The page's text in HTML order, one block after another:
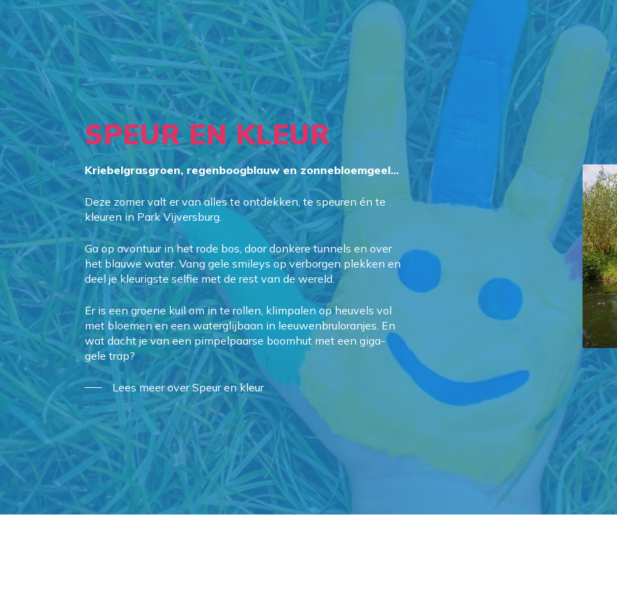
SPEUR EN KLEUR
Kriebelgrasgroen, regenboogblauw en zonnebloemgeel...
Deze zomer valt er van alles te ontdekken, te speuren én te
kleuren in Park Vijversburg.
Ga op avontuur in het rode bos, door donkere tunnels en over
het blauwe water. Vang gele smileys op verborgen plekken en
deel je kleurigste selfie met de rest van de wereld.
Er is een groene kuil om in te rollen, klimpalen op heuvels vol
met bloemen en een waterglijbaan in leeuwenbruloranjes. En
wat dacht je van een pimpelpaarse boomhut met een giga-
gele trap?
Lees meer over Speur en kleur